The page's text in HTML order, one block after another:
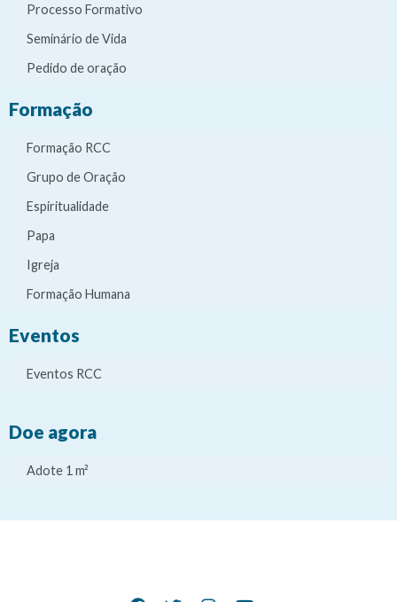
Processo Formativo
Seminário de Vida
Pedido de oração
Formação
Formação RCC
Grupo de Oração
Espiritualidade
Papa
Igreja
Formação Humana
Eventos
Eventos RCC
Doe agora
Adote 1 m²